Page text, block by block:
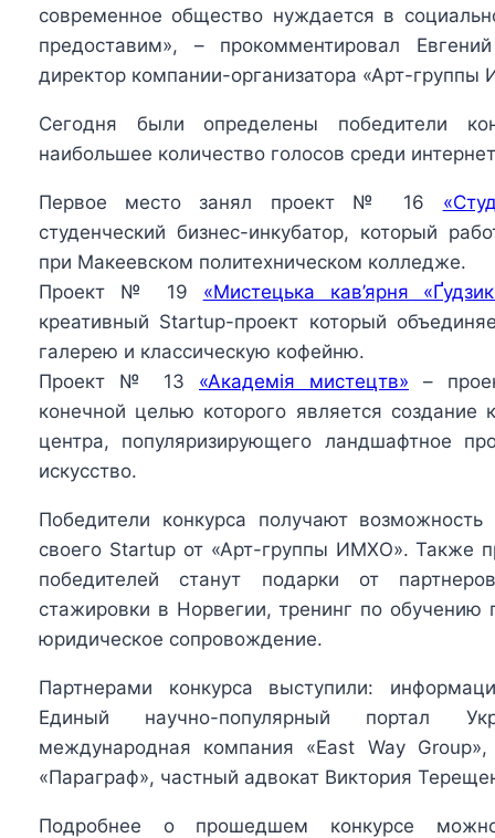
современное общество нуждается в
предоставим», – прокомментировал
директор компании-организатора «Арт-
Сегодня были определены победители
наибольшее количество голосов среди
Первое место занял проект № 16
студенческий бизнес-инкубатор, который
при Макеевском политехническом колледже.
Проект № 19 «Мистецька кав’ярня
креативный Startup-проект который
галерею и классическую кофейню.
Проект № 13 «Академія мистецтв» –
конечной целью которого является создание
центра, популяризирующего ландшафтное
искусство.
Победители конкурса получают возможность
своего Startup от «Арт-группы ИМХО». Также
победителей станут подарки от
стажировки в Норвегии, тренинг по обучению
юридическое сопровождение.
Партнерами конкурса выступили:
Единый научно-популярный портал
международная компания «East Way Group»,
«Параграф», частный адвокат Виктория
Подробнее о прошедшем конкурсе